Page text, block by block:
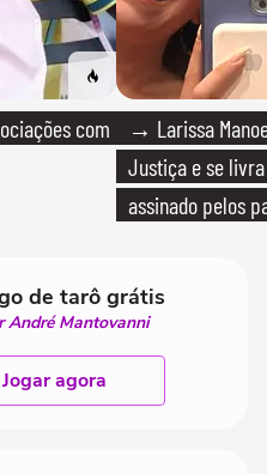
com
→ Larissa
Justiça e se
assinado pelos
de tarô grátis
André Mantovanni
Jogar agora